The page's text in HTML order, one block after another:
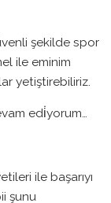
şekilde spor
ile eminim
yetiştirebiliriz.
edi̇yorum…
ile başarıyı
şunu